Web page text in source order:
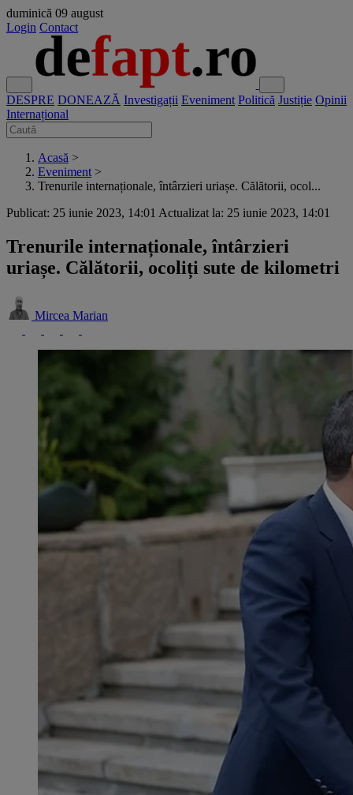
duminică 09 august
Login Contact
DESPRE DONEAZĂ Investigații Eveniment Politică Justiție Opinii
Internațional
Acasă >
Eveniment >
Trenurile internaționale, întârzieri uriașe. Călătorii, ocol...
Publicat: 25 iunie 2023, 14:01 Actualizat la: 25 iunie 2023, 14:01
Trenurile internaționale, întârzieri
uriașe. Călătorii, ocoliți sute de kilometri
Mircea Marian